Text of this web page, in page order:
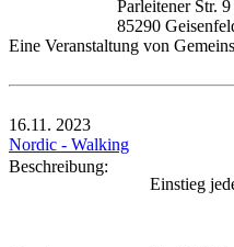
Parleitener Str. 9
85290
Eine Veranstaltung von
16.11. 2023
Nordic - Walking
Beschreibung:
Einstieg